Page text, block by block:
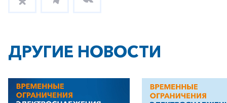
Частным клиентам
Корпоративным клиентам
ДРУГИЕ НОВОСТИ